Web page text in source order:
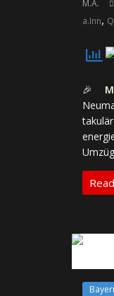
M.A.
a.Inn,
🎉